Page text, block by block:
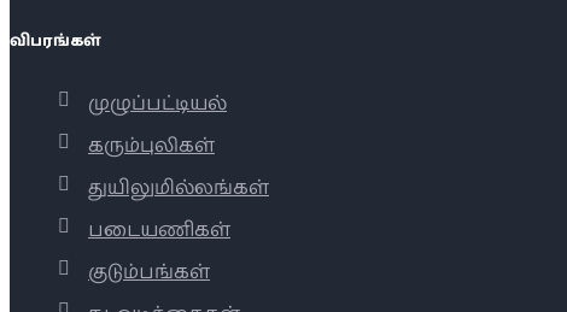
விபரங்கள்
முழுப்பட்டியல்
கரும்புலிகள்
துயிலுமில்லங்கள்
படையணிகள்
குடும்பங்கள்